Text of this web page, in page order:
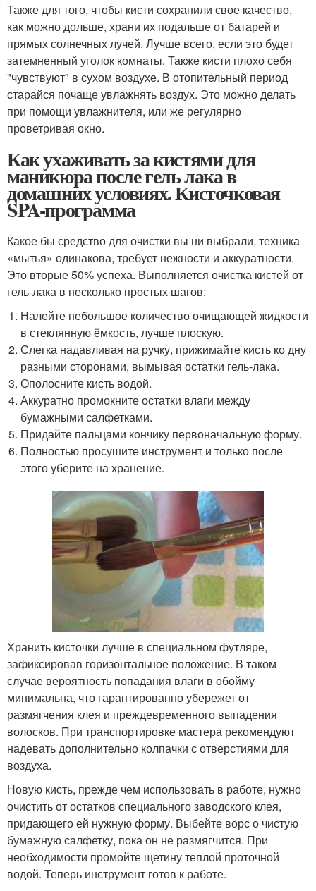
Также для того, чтобы кисти сохранили свое качество,
как можно дольше, храни их подальше от батарей и
прямых солнечных лучей. Лучше всего, если это будет
затемненный уголок комнаты. Также кисти плохо себя
"чувствуют" в сухом воздухе. В отопительный период
старайся почаще увлажнять воздух. Это можно делать
при помощи увлажнителя, или же регулярно
проветривая окно.
Как ухаживать за кистями для
маникюра после гель лака в
домашних условиях. Кисточковая
SPA-программа
Какое бы средство для очистки вы ни выбрали, техника
«мытья» одинакова, требует нежности и аккуратности.
Это вторые 50% успеха. Выполняется очистка кистей от
гель-лака в несколько простых шагов:
Налейте небольшое количество очищающей жидкости
в стеклянную ёмкость, лучше плоскую.
Слегка надавливая на ручку, прижимайте кисть ко дну
разными сторонами, вымывая остатки гель-лака.
Ополосните кисть водой.
Аккуратно промокните остатки влаги между
бумажными салфетками.
Придайте пальцами кончику первоначальную форму.
Полностью просушите инструмент и только после
этого уберите на хранение.
Хранить кисточки лучше в специальном футляре,
зафиксировав горизонтальное положение. В таком
случае вероятность попадания влаги в обойму
минимальна, что гарантированно убережет от
размягчения клея и преждевременного выпадения
волосков. При транспортировке мастера рекомендуют
надевать дополнительно колпачки с отверстиями для
воздуха.
Новую кисть, прежде чем использовать в работе, нужно
очистить от остатков специального заводского клея,
придающего ей нужную форму. Выбейте ворс о чистую
бумажную салфетку, пока он не размягчится. При
необходимости промойте щетину теплой проточной
водой. Теперь инструмент готов к работе.